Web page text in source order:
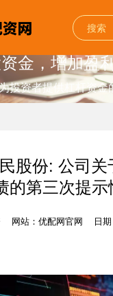
金，增加盈
投资者提供杠杆资金
股份: 公司
的第三次提
网站：优配网官网
日